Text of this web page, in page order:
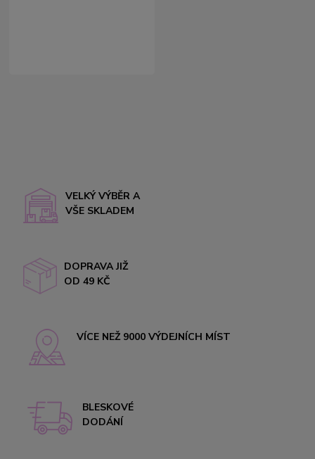
VELKÝ VÝBĚR A
VŠE SKLADEM
DOPRAVA JIŽ
OD 49 KČ
VÍCE NEŽ 9000 VÝDEJNÍCH MÍST
BLESKOVÉ
DODÁNÍ